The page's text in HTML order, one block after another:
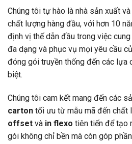
Chúng tôi tự hào là nhà sản xuất
chất lượng hàng đầu, với hơn 10
định vị thế dẫn đầu trong việc
đa dạng và phục vụ mọi yêu cầu
đóng gói truyền thống đến các lựa
biệt.
Chúng tôi cam kết mang đến các
carton tối ưu từ mẫu mã đến chất
offset và in flexo tiên tiến để tạo
gói không chỉ bền mà còn góp